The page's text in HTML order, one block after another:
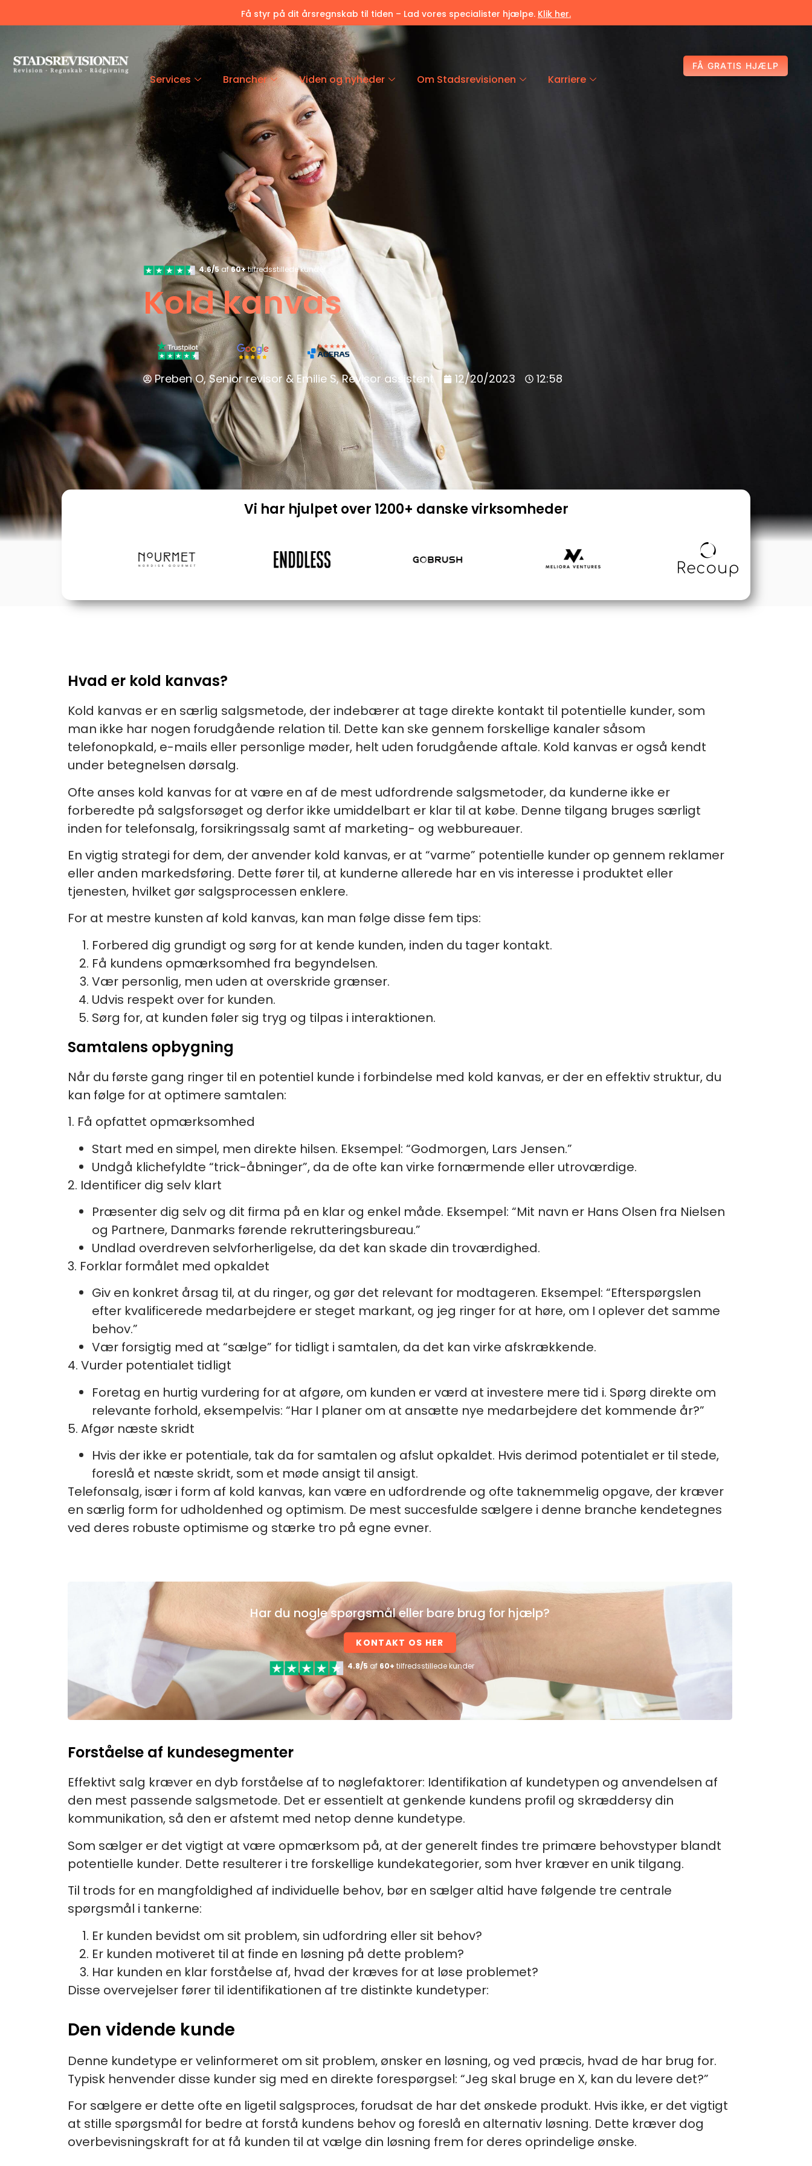
Få styr på dit årsregnskab til tiden – Lad vores specialister hjælpe. Klik her.
Services Brancher Viden og nyheder Om Stadsrevisionen Karriere
FÅ GRATIS HJÆLP
4.6/5 af60+tilfredsstillede kunder
Kold kanvas
Preben O, Senior revisor & Emilie S, Revisor assistent 12/20/2023 12:58
Vi har hjulpet over 1200+ danske virksomheder
Hvad er kold kanvas?
Kold kanvas er en særlig salgsmetode, der indebærer at tage direkte kontakt til potentielle kunder, som
man ikke har nogen forudgående relation til. Dette kan ske gennem forskellige kanaler såsom
telefonopkald, e-mails eller personlige møder, helt uden forudgående aftale. Kold kanvas er også kendt
under betegnelsen dørsalg.
Ofte anses kold kanvas for at være en af de mest udfordrende salgsmetoder, da kunderne ikke er
forberedte på salgsforsøget og derfor ikke umiddelbart er klar til at købe. Denne tilgang bruges særligt
inden for telefonsalg, forsikringssalg samt af marketing- og webbureauer.
En vigtig strategi for dem, der anvender kold kanvas, er at “varme” potentielle kunder op gennem reklamer
eller anden markedsføring. Dette fører til, at kunderne allerede har en vis interesse i produktet eller
tjenesten, hvilket gør salgsprocessen enklere.
For at mestre kunsten af kold kanvas, kan man følge disse fem tips:
Forbered dig grundigt og sørg for at kende kunden, inden du tager kontakt.
Få kundens opmærksomhed fra begyndelsen.
Vær personlig, men uden at overskride grænser.
Udvis respekt over for kunden.
Sørg for, at kunden føler sig tryg og tilpas i interaktionen.
Samtalens opbygning
Når du første gang ringer til en potentiel kunde i forbindelse med kold kanvas, er der en effektiv struktur, du
kan følge for at optimere samtalen:
1. Få opfattet opmærksomhed
Start med en simpel, men direkte hilsen. Eksempel: “Godmorgen, Lars Jensen.”
Undgå klichefyldte “trick-åbninger”, da de ofte kan virke fornærmende eller utroværdige.
2. Identificer dig selv klart
Præsenter dig selv og dit firma på en klar og enkel måde. Eksempel: “Mit navn er Hans Olsen fra Nielsen
og Partnere, Danmarks førende rekrutteringsbureau.”
Undlad overdreven selvforherligelse, da det kan skade din troværdighed.
3. Forklar formålet med opkaldet
Giv en konkret årsag til, at du ringer, og gør det relevant for modtageren. Eksempel: “Efterspørgslen
efter kvalificerede medarbejdere er steget markant, og jeg ringer for at høre, om I oplever det samme
behov.”
Vær forsigtig med at “sælge” for tidligt i samtalen, da det kan virke afskrækkende.
4. Vurder potentialet tidligt
Foretag en hurtig vurdering for at afgøre, om kunden er værd at investere mere tid i. Spørg direkte om
relevante forhold, eksempelvis: “Har I planer om at ansætte nye medarbejdere det kommende år?”
5. Afgør næste skridt
Hvis der ikke er potentiale, tak da for samtalen og afslut opkaldet. Hvis derimod potentialet er til stede,
foreslå et næste skridt, som et møde ansigt til ansigt.
Telefonsalg, især i form af kold kanvas, kan være en udfordrende og ofte taknemmelig opgave, der kræver
en særlig form for udholdenhed og optimism. De mest succesfulde sælgere i denne branche kendetegnes
ved deres robuste optimisme og stærke tro på egne evner.
Har du nogle spørgsmål eller bare brug for hjælp?
KONTAKT OS HER
4.8/5 af 60+ tilfredsstillede kunder
Forståelse af kundesegmenter
Effektivt salg kræver en dyb forståelse af to nøglefaktorer: Identifikation af kundetypen og anvendelsen af
den mest passende salgsmetode. Det er essentielt at genkende kundens profil og skræddersy din
kommunikation, så den er afstemt med netop denne kundetype.
Som sælger er det vigtigt at være opmærksom på, at der generelt findes tre primære behovstyper blandt
potentielle kunder. Dette resulterer i tre forskellige kundekategorier, som hver kræver en unik tilgang.
Til trods for en mangfoldighed af individuelle behov, bør en sælger altid have følgende tre centrale
spørgsmål i tankerne:
Er kunden bevidst om sit problem, sin udfordring eller sit behov?
Er kunden motiveret til at finde en løsning på dette problem?
Har kunden en klar forståelse af, hvad der kræves for at løse problemet?
Disse overvejelser fører til identifikationen af tre distinkte kundetyper:
Den vidende kunde
Denne kundetype er velinformeret om sit problem, ønsker en løsning, og ved præcis, hvad de har brug for.
Typisk henvender disse kunder sig med en direkte forespørgsel: “Jeg skal bruge en X, kan du levere det?”
For sælgere er dette ofte en ligetil salgsproces, forudsat de har det ønskede produkt. Hvis ikke, er det vigtigt
at stille spørgsmål for bedre at forstå kundens behov og foreslå en alternativ løsning. Dette kræver dog
overbevisningskraft for at få kunden til at vælge din løsning frem for deres oprindelige ønske.